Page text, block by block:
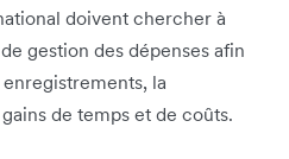
doivent chercher à
gestion des dépenses afin
enregistrements, la
de temps et de coûts.